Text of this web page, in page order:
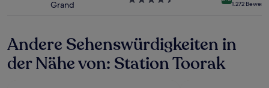
zusätzlicheGrand
1.272
Andere Sehenswürdigkeiten in
der Nähe von: Station Toorak